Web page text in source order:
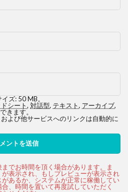
ズ: 50 MB。
シート, 対話型, テキスト, アーカイブ,
きます。
よび他サービスへのリンクは自動的に